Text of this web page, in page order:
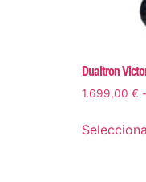
Dualtron
1.699,00 € -